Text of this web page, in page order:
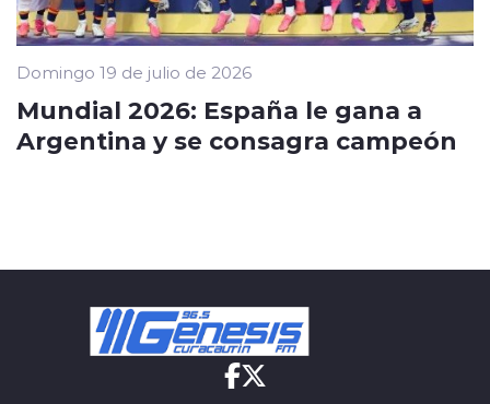
Domingo 19 de julio de 2026
Mundial 2026: España le gana a
Argentina y se consagra campeón